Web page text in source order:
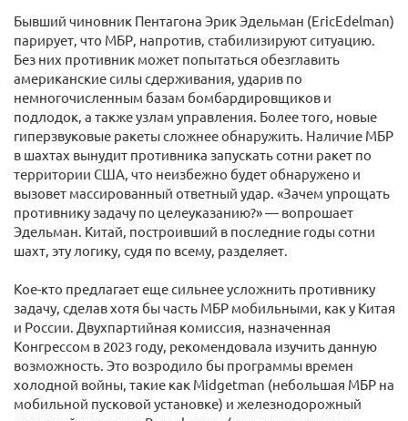
Бывший чиновник Пентагона Эрик Эдельман (EricEdelman)
парирует, что МБР, напротив, стабилизируют ситуацию.
Без них противник может попытаться обезглавить
американские силы сдерживания, ударив по
немногочисленным базам бомбардировщиков и
подлодок, а также узлам управления. Более того, новые
гиперзвуковые ракеты сложнее обнаружить. Наличие МБР
в шахтах вынудит противника запускать сотни ракет по
территории США, что неизбежно будет обнаружено и
вызовет массированный ответный удар. «Зачем упрощать
противнику задачу по целеуказанию?» — вопрошает
Эдельман. Китай, построивший в последние годы сотни
шахт, эту логику, судя по всему, разделяет.
Кое-кто предлагает еще сильнее усложнить противнику
задачу, сделав хотя бы часть МБР мобильными, как у Китая
и России. Двухпартийная комиссия, назначенная
Конгрессом в 2023 году, рекомендовала изучить данную
возможность. Это возродило бы программы времен
холодной войны, такие как Midgetman (небольшая МБР на
мобильной пусковой установке) и железнодорожный